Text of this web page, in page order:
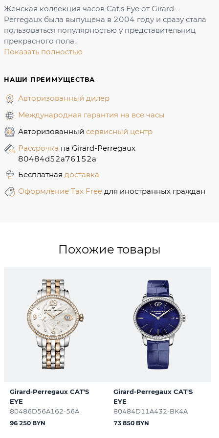
Женская коллекция часов Cat's Eye от Girard-
Perregaux была выпущена в 2004 году и сразу стала
пользоваться популярностью у представительниц
прекрасного пола.
Показать полностью
НАШИ ПРЕИМУЩЕСТВА
Авторизованный дилер
Международная гарантия на все часы
Авторизованный сервисный центр
Рассрочка на Girard-Perregaux
80484d52a76152a
Бесплатная доставка
Оформление Tax Free для иностранных граждан
Похожие товары
Girard-Perregaux CAT'S
EYE
80486D56A162-56A
96 250 BYN
Girard-Perregaux CAT'S
EYE
80484D11A432-BK4A
73 850 BYN